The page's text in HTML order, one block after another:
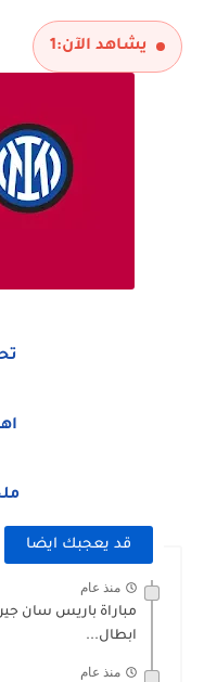
يشاهد الآن:1
قد يعجبك ايضا
منذ عام
مباراة باريس سان
ابطال...
منذ عام